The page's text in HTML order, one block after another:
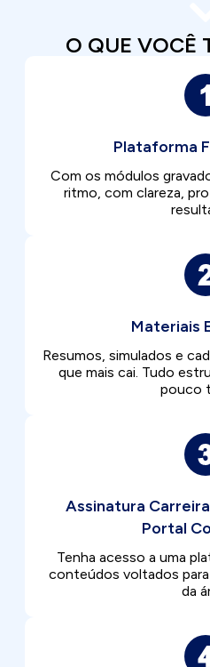
O QUE VOCÊ
Plataforma
Com os módulos
ritmo, com clareza,
Materiais
Resumos, simulados e
que mais cai. Tudo
pouco
Assinatura
Portal
Tenha acesso a uma
conteúdos voltados
da